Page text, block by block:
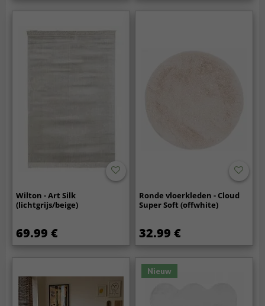
Wilton - Art Silk
(lichtgrijs/beige)
69.99 €
Ronde vloerkleden - Cloud
Super Soft (offwhite)
32.99 €
Nieuw